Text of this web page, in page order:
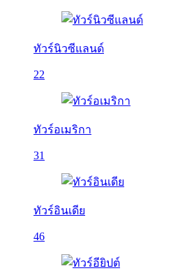
ทัวร์นิวซีแลนด์
22
ทัวร์อเมริกา
31
ทัวร์อินเดีย
46